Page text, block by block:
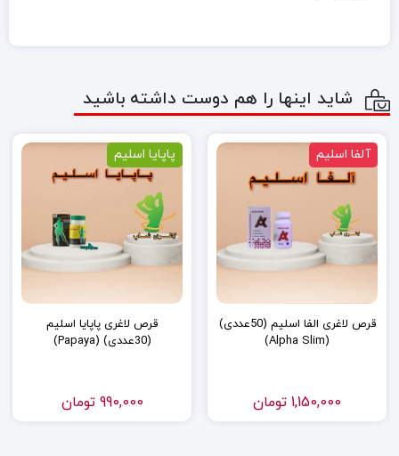
شاید اینها را هم دوست داشته باشید
آلفا اسلیم
قرص لاغری الفا اسلیم (50عددی)
(Alpha Slim)
1,150,000 تومان
پاپایا اسلیم
قرص لاغری پاپایا اسلیم
(30عددی) (Papaya)
990,000 تومان